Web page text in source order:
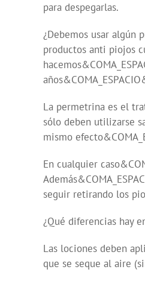
para despegarlas.
¿Debemos usar algún
productos anti piojos
La permetrina es el
sólo deben utilizarse
mismo
En cualquier
seguir retirando los
¿Qué diferencias hay
Las lociones deben
que se seque al aire